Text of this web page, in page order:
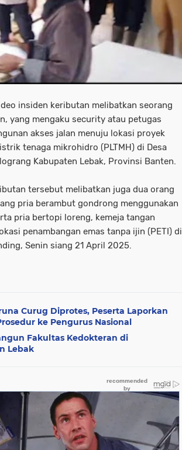
insiden keributan melibatkan seorang
yang mengaku security atau petugas
akses jalan menuju lokasi proyek
tenaga mikrohidro (PLTMH) di Desa
Kabupaten Lebak, Provinsi Banten.
tersebut melibatkan juga dua orang
pria berambut gondrong menggunakan
pria bertopi loreng, kemeja tangan
penambangan emas tanpa ijin (PETI) di
Senin siang 21 April 2025.
Curug Diprotes, Peserta Laporkan
ke Pengurus Nasional
Fakultas Kedokteran di
Lebak